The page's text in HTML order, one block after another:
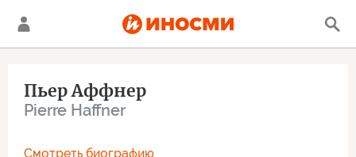
Пьер Аффнер
Pierre Haffner
Смотреть биографию